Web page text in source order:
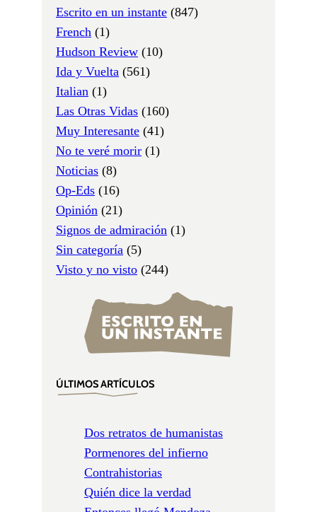
Escrito en un instante (847)
French (1)
Hudson Review (10)
Ida y Vuelta (561)
Italian (1)
Las Otras Vidas (160)
Muy Interesante (41)
No te veré morir (1)
Noticias (8)
Op-Eds (16)
Opinión (21)
Signos de admiración (1)
Sin categoría (5)
Visto y no visto (244)
ÚLTIMOS ARTÍCULOS
Dos retratos de humanistas
Pormenores del infierno
Contrahistorias
Quién dice la verdad